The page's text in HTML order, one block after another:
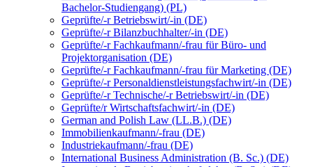
Bachelor-Studiengang) (PL)
Geprüfte/-r Betriebswirt/-in (DE)
Geprüfte/-r Bilanzbuchhalter/-in (DE)
Geprüfte/-r Fachkaufmann/-frau für Büro- und
Projektorganisation (DE)
Geprüfte/-r Fachkaufmann/-frau für Marketing (DE)
Geprüfte/-r Personaldienstleistungsfachwirt/-in (DE)
Geprüfte/-r Technische/-r Betriebswirt/-in (DE)
Geprüfte/r Wirtschaftsfachwirt/-in (DE)
German and Polish Law (LL.B.) (DE)
Immobilienkaufmann/-frau (DE)
Industriekaufmann/-frau (DE)
International Business Administration (B. Sc.) (DE)